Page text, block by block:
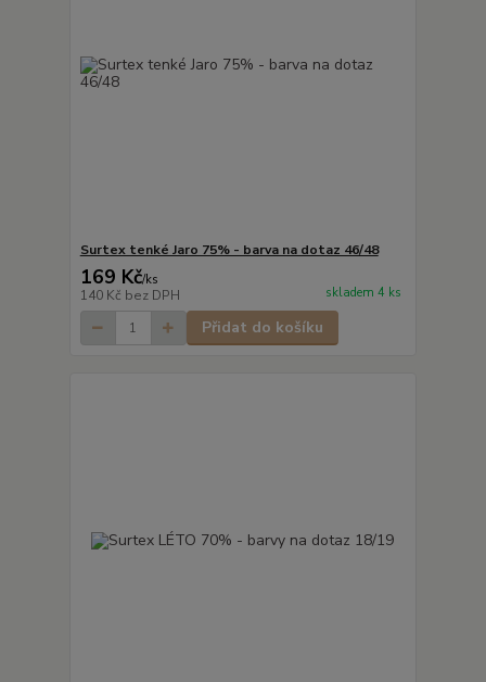
Surtex tenké Jaro 75% - barva na dotaz 46/48
169 Kč/ks
140 Kč bez DPH skladem 4 ks
Přidat do košíku